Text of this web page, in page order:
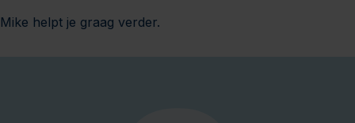
Mike helpt je graag verder.